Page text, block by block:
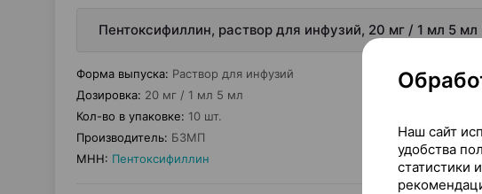
Пентоксифиллин, раствор для инфузий, 20 мг / 1 мл 5
Форма выпуска: Раствор для инфузий
Дозировка: 20 мг / 1 мл 5 мл
Кол-во в упаковке: 10 шт.
Производитель: БЗМП
МНН: Пентоксифиллин
Наш сайт
удобства
статистики